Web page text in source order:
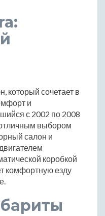
который сочетает в
и
с 2002 по 2008
отличным выбором
салон и
коробкой
комфортную езду